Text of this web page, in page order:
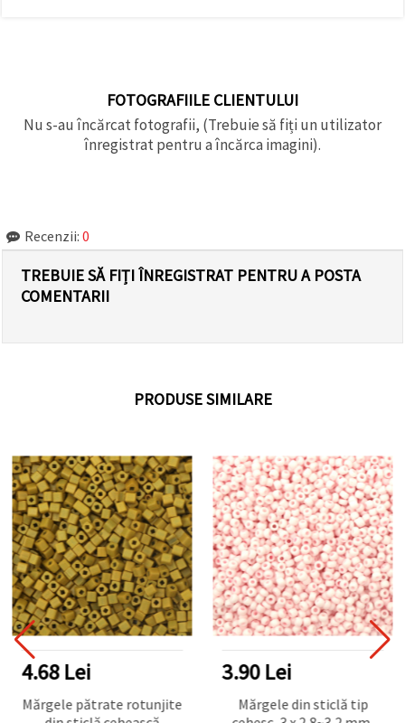
FOTOGRAFIILE CLIENTULUI
Nu s-au încărcat fotografii, (Trebuie să fiți un utilizator
înregistrat pentru a încărca imagini).
Recenzii: 0
TREBUIE SĂ FIȚI ÎNREGISTRAT PENTRU A POSTA
COMENTARII
PRODUSE SIMILARE
4.68 Lei
Mărgele pătrate rotunjite
3.90 Lei
Mărgele din sticlă tip